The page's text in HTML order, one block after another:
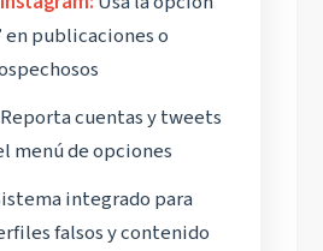
en publicaciones o
Reporta cuentas y tweets
menú de opciones
integrado para
falsos y contenido